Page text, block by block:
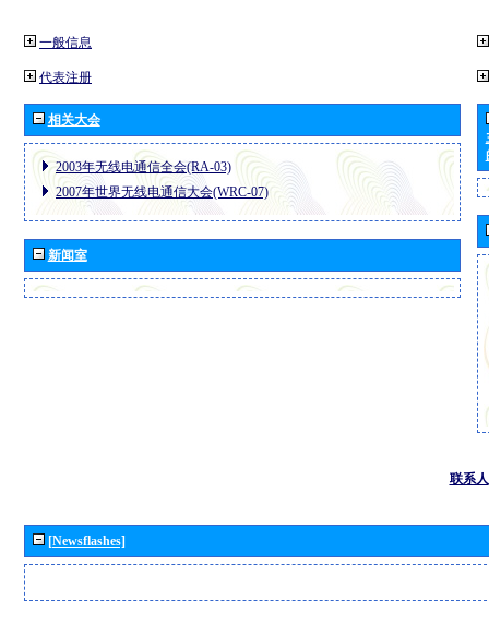
一般信息
代表注册
相关大会
2003年无线电通信全会(RA-03)
2007年世界无线电通信大会(WRC-07)
新闻室
联系人
[Newsflashes]